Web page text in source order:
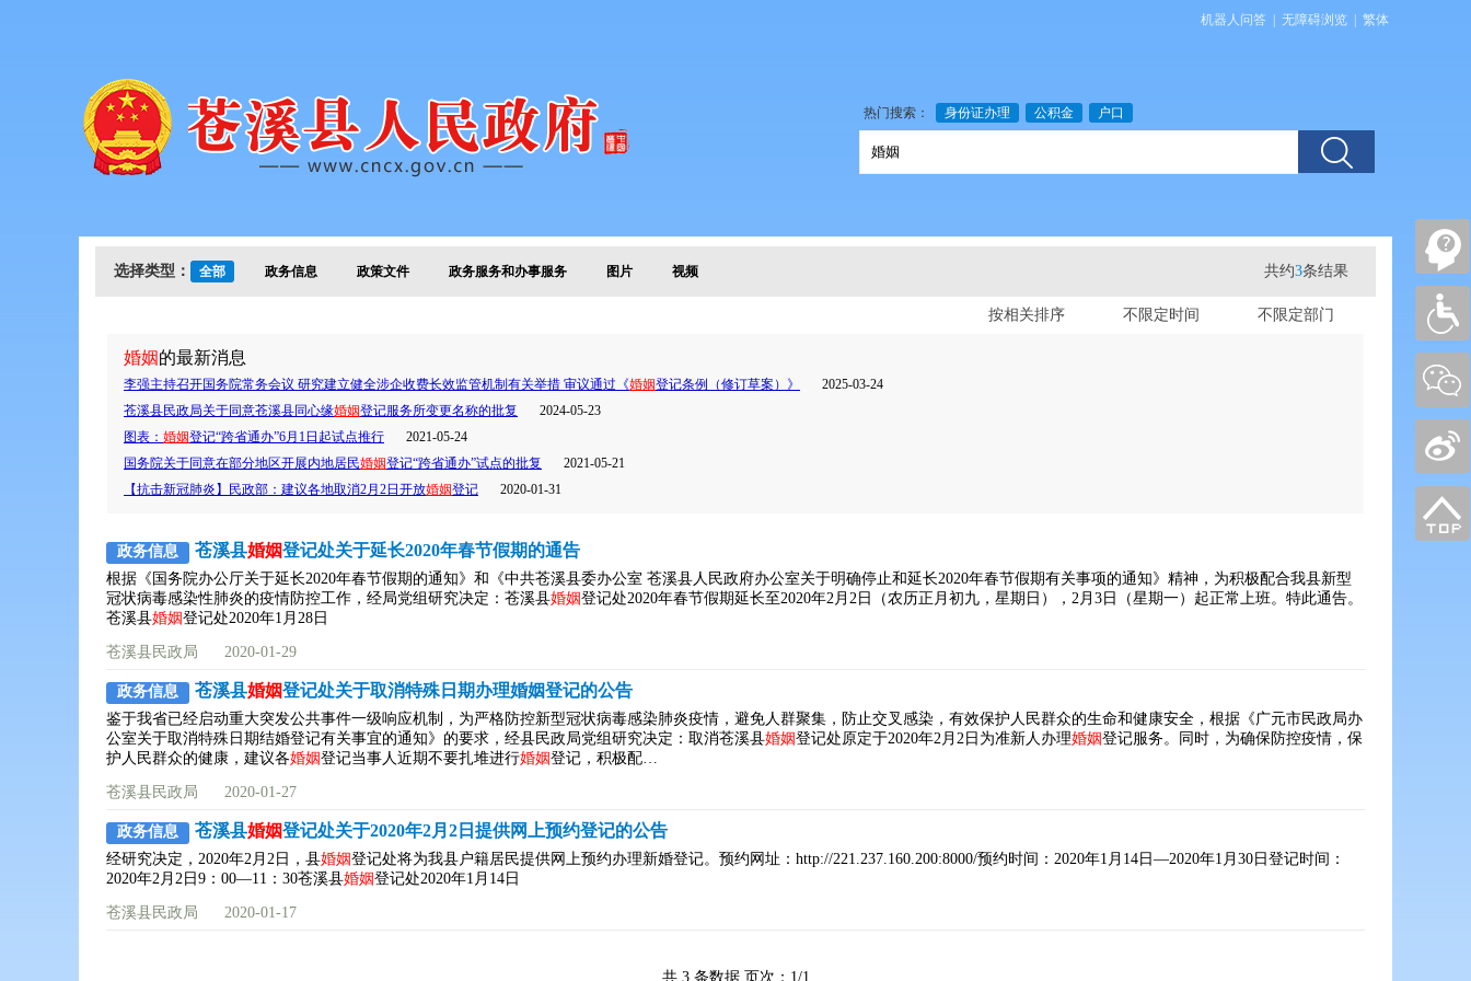
机器人问答 无障碍浏览 繁体
热门搜索： 身份证办理 公积金 户口
选择类型： 全部 政务信息 政策文件 政务服务和办事服务 图片 视频 共约3条结果
不限定部门
不限定时间
按相关排序
婚姻的最新消息
李强主持召开国务院常务会议 研究建立健全涉企收费长效监管机制有关举措 审议通过《婚姻登记条例（修订草案）》
2025-03-24
苍溪县民政局关于同意苍溪县同心缘婚姻登记服务所变更名称的批复
2024-05-23
图表： 婚姻登记“跨省通办”6月1日起试点推行
2021-05-24
国务院关于同意在部分地区开展内地居民婚姻登记“跨省通办”试点的批复
2021-05-21
【抗击新冠肺炎】民政部：建议各地取消2月2日开放婚姻登记 2020-01-31
政务信息 苍溪县婚姻登记处关于延长2020年春节假期的通告
根据《国务院办公厅关于延长2020年春节假期的通知》和《中共苍溪县委办公室 苍溪县人民政府办公室关于明确停止和延长2020年春节假期有关事项的通知》精神，为积极配合我县新型
冠状病毒感染性肺炎的疫情防控工作，经局党组研究决定：苍溪县婚姻登记处2020年春节假期延长至2020年2月2日（农历正月初九，星期日），2月3日（星期一）起正常上班。特此通告。
苍溪县婚姻登记处2020年1月28日
苍溪县民政局 2020-01-29
政务信息 苍溪县婚姻登记处关于取消特殊日期办理婚姻登记的公告
鉴于我省已经启动重大突发公共事件一级响应机制，为严格防控新型冠状病毒感染肺炎疫情，避免人群聚集，防止交叉感染，有效保护人民群众的生命和健康安全，根据《广元市民政局办
公室关于取消特殊日期结婚登记有关事宜的通知》的要求，经县民政局党组研究决定：取消苍溪县婚姻登记处原定于2020年2月2日为准新人办理婚姻登记服务。同时，为确保防控疫情，保
护人民群众的健康，建议各婚姻登记当事人近期不要扎堆进行婚姻登记，积极配…
苍溪县民政局 2020-01-27
政务信息 苍溪县婚姻登记处关于2020年2月2日提供网上预约登记的公告
经研究决定，2020年2月2日，县婚姻登记处将为我县户籍居民提供网上预约办理新婚登记。预约网址：http://221.237.160.200:8000/预约时间：2020年1月14日—2020年1月30日登记时间：
2020年2月2日9：00—11：30苍溪县婚姻登记处2020年1月14日
苍溪县民政局 2020-01-17
共 3 条数据 页次：1/1